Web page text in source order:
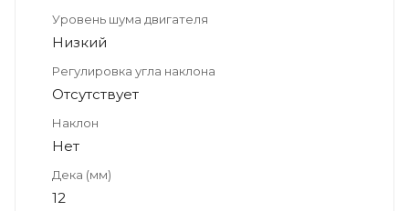
Уровень шума двигателя
Низкий
Регулировка угла наклона
Отсутствует
Наклон
Нет
Дека (мм)
12